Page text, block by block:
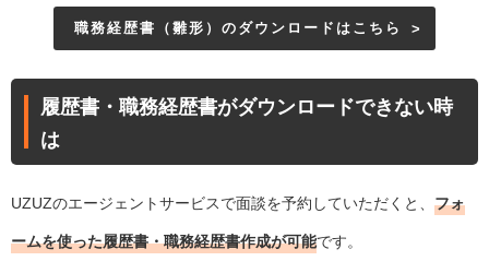
職務経歴書（雛形）のダウンロードはこちら
履歴書・職務経歴書がダウンロードできない時
は
UZUZのエージェントサービスで面談を予約していただくと、 フォ
ームを使った履歴書・職務経歴書作成が可能です。